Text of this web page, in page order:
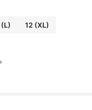
(L) 12 (XL)